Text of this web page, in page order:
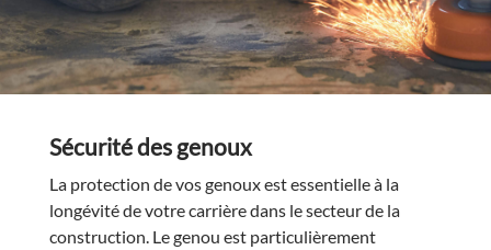
Sécurité des genoux
La protection de vos genoux est essentielle à la
longévité de votre carrière dans le secteur de la
construction. Le genou est particulièrement